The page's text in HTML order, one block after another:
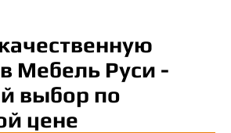
Мебель Руси -
выбор по
цене